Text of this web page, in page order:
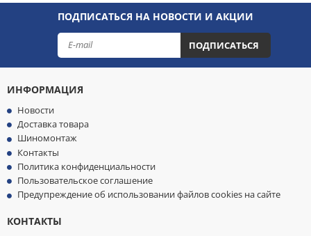
ПОДПИСАТЬСЯ НА НОВОСТИ И АКЦИИ
ПОДПИСАТЬСЯ
ИНФОРМАЦИЯ
Новости
Доставка товара
Шиномонтаж
Контакты
Политика конфиденциальности
Пользовательское соглашение
Предупреждение об использовании файлов cookies на сайте
КОНТАКТЫ